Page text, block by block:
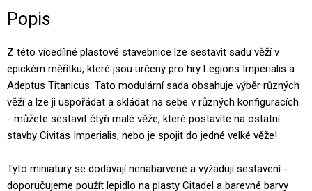
Popis
Z této vícedílné plastové stavebnice lze sestavit sadu věží v
epickém měřítku, které jsou určeny pro hry Legions Imperialis a
Adeptus Titanicus. Tato modulární sada obsahuje výběr různých
věží a lze ji uspořádat a skládat na sebe v různých konfiguracích
- můžete sestavit čtyři malé věže, které postavíte na ostatní
stavby Civitas Imperialis, nebo je spojit do jedné velké věže!
Tyto miniatury se dodávají nenabarvené a vyžadují sestavení -
doporučujeme použít lepidlo na plasty Citadel a barevné barvy